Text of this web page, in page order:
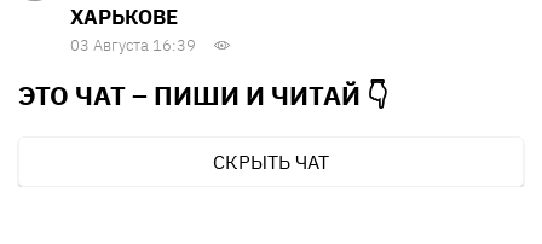
ХАРЬКОВЕ
03 Августа 16:39
ЭТО ЧАТ – ПИШИ И ЧИТАЙ 👇
СКРЫТЬ ЧАТ